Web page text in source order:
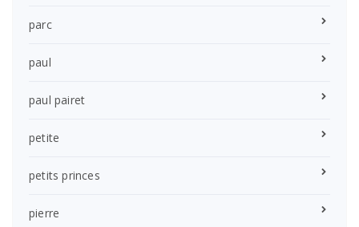
parc
paul
paul pairet
petite
petits princes
pierre